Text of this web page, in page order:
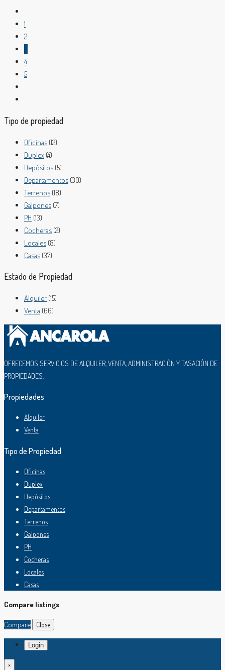
1
2
4
5
Tipo de propiedad
Oficinas (12)
Duplex (4)
Depósitos (5)
Departamentos (30)
Terrenos (18)
Galpones (7)
PH (13)
Cocheras (2)
Locales (8)
Casas (37)
Estado de Propiedad
Alquiler (15)
Venta (66)
OFRECEMOS SERVICIOS DE ALQUILER, VENTA, ADMINISTRACIÓN Y TASACIÓN DE
PROPIEDADES.
Propiedades
Alquiler
Venta
Tipo de Propiedad
Oficinas
Duplex
Depósitos
Departamentos
Terrenos
Galpones
PH
Cocheras
Locales
Casas
Compare listings
Compare Close
Login
×